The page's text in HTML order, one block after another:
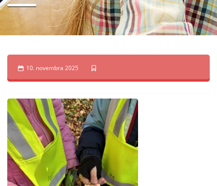
10. novembra 2025